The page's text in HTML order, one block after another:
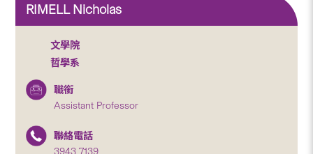
RIMELL Nicholas
文學院
哲學系
職銜
Assistant Professor
聯絡電話
3943 7139